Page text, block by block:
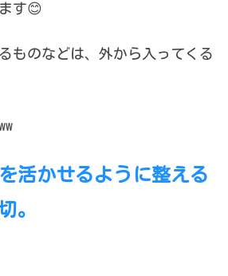
す😊
ものなどは、外から入ってくる
活かせるように整える
。